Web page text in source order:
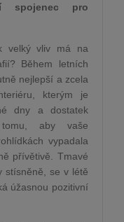
spojenec pro
velký vliv má na
Během letních
nejlepší a zcela
kterým je
dny a dostatek
tomu, aby vaše
vypadala
přívětivě. Tmavé
stísněně, se v létě
úžasnou pozitivní